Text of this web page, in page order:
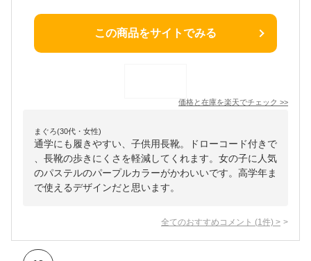
この商品をサイトでみる
価格と在庫を楽天でチェック >>
まぐろ(30代・女性)
通学にも履きやすい、子供用長靴。ドローコード付きで
、長靴の歩きにくさを軽減してくれます。女の子に人気
のパステルのパープルカラーがかわいいです。高学年ま
で使えるデザインだと思います。
全てのおすすめコメント (1 件) >